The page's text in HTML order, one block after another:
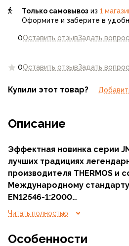
0Оставить отзывЗадать вопрос
0Оставить отзывЗадать вопрос
Только самовывоз из 1
Оформите и заберите в
Купили этот товар?
Описание
Эффектная новинка серии
лучших традициях
производителя THERMOS и
Международному
EN12546-1:2000.
глянцевое покрытие
Читать полностью
Особенности